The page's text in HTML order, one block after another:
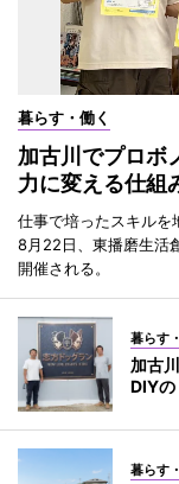
暮らす・働く
加古川でプロ
力に変える仕組
仕事で培ったスキルを
8月22日、東播磨生活
開催される。
暮らす
加古
DIYの
暮らす